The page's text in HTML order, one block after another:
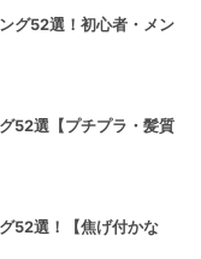
グ52選！初心者・メン
52選【プチプラ・髪質
52選！【焦げ付かな